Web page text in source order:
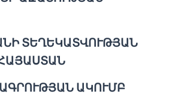
ՏԵՂԵԿԱՏՎՈՒԹՅԱՆ
ԱԿՈՒՄԲ